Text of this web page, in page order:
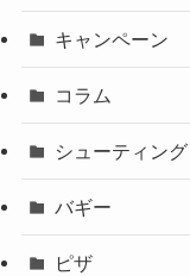
キャンペーン
コラム
シューティン
バギー
ピザ